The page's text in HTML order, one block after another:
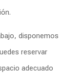
disponemos
reservar
adecuado